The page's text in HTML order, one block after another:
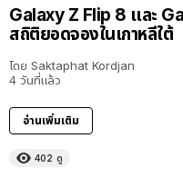
Galaxy Z Flip 8 และ
สถิติยอดจองในเกาหลีใต้
โดย Saktaphat Kordjan
4 วันที่แล้ว
อ่านเพิ่มเติม
402 ดู